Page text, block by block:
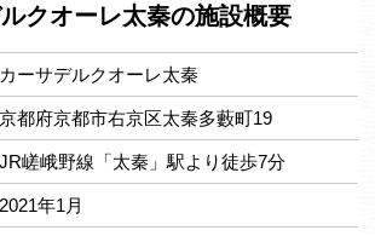
クオーレ太秦の施設概要
カーサデルクオーレ太秦
京都府京都市右京区太秦多藪町19
JR嵯峨野線「太秦」駅より徒歩7分
2021年1月